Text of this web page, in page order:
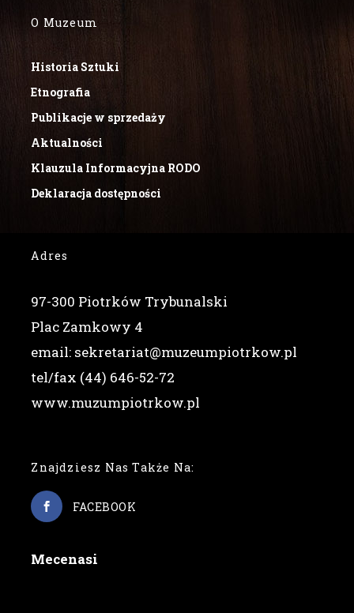
O Muzeum
Historia Sztuki
Etnografia
Publikacje w sprzedaży
Aktualności
Klauzula Informacyjna RODO
Deklaracja dostępności
Adres
97-300 Piotrków Trybunalski
Plac Zamkowy 4
email: sekretariat@muzeumpiotrkow.pl
tel/fax (44) 646-52-72
www.muzumpiotrkow.pl
Znajdziesz Nas Także Na:
FACEBOOK
Mecenasi